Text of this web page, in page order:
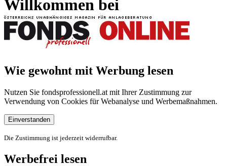
Willkommen bei
Wie gewohnt mit Werbung lesen
Nutzen Sie fondsprofessionell.at mit Ihrer Zustimmung zur
Verwendung von Cookies für Webanalyse und Werbemaßnahmen.
Einverstanden
Die Zustimmung ist jederzeit widerrufbar.
Werbefrei lesen